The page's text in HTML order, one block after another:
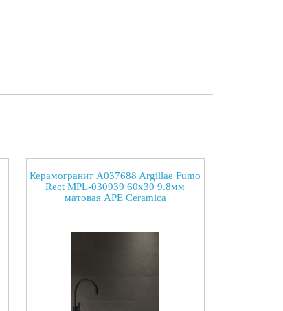
Керамогранит A037688 Argillae Fumo
Rect MPL-030939 60x30 9.8мм
матовая APE Ceramica